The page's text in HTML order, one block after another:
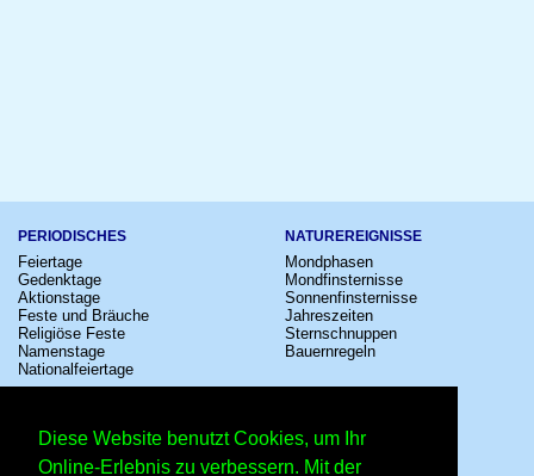
Diese Website benutzt Cookies, um Ihr
Online-Erlebnis zu verbessern. Mit der
PERIODISCHES
Feiertage
Gedenktage
Aktionstage
Feste und Bräuche
Religiöse Feste
Namenstage
Nationalfeiertage
NATUREREIGNISSE
Mondphasen
Mondfinsternisse
Sonnenfinsternisse
Jahreszeiten
Sternschnuppen
Bauernregeln
Kinostarts
Festivals
Sternzeichen
Schalttage